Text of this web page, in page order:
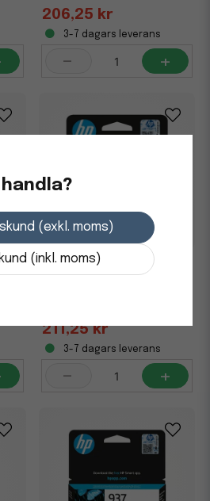
206,25 kr
3-7 dagars leverans
- +
Bläckpatron HP 924 400
211,25 kr
3-7 dagars leverans
- +
(exkl. moms)
(inkl. moms)